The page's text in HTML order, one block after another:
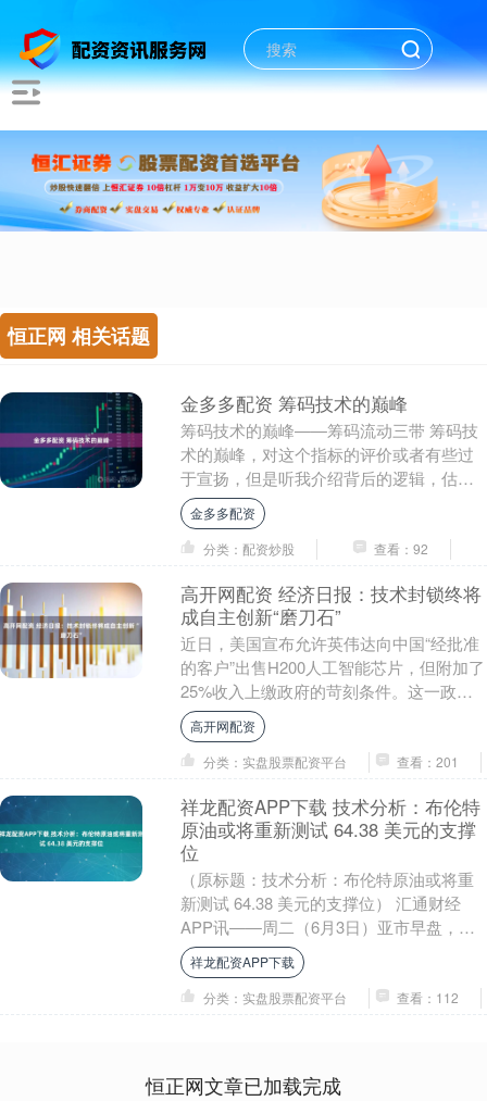
恒正网 相关话题
金多多配资 筹码技术的巅峰
筹码技术的巅峰——筹码流动三带 筹码技
术的巅峰，对这个指标的评价或者有些过
于宣扬，但是听我介绍背后的逻辑，估计
对各位网友能否深有启发，动手能力强
的，估计也能够据....
金多多配资
分类：配资炒股
查看：92
高开网配资 经济日报：技术封锁终将
成自主创新“磨刀石”
近日，美国宣布允许英伟达向中国“经批准
的客户”出售H200人工智能芯片，但附加了
25%收入上缴政府的苛刻条件。这一政策
转折瞬间搅动全球科技圈，“中国还会为英
伟达....
高开网配资
分类：实盘股票配资平台
查看：201
祥龙配资APP下载 技术分析：布伦特
原油或将重新测试 64.38 美元的支撑
位
（原标题：技术分析：布伦特原油或将重
新测试 64.38 美元的支撑位） 汇通财经
APP讯——周二（6月3日）亚市早盘，国
际油价窄幅震荡，布伦特原油目前交投于
65....
祥龙配资APP下载
分类：实盘股票配资平台
查看：112
恒正网文章已加载完成